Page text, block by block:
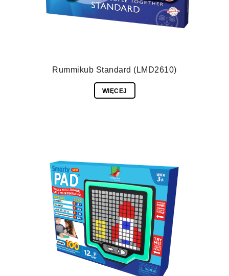
Rummikub Standard (LMD2610)
WIĘCEJ